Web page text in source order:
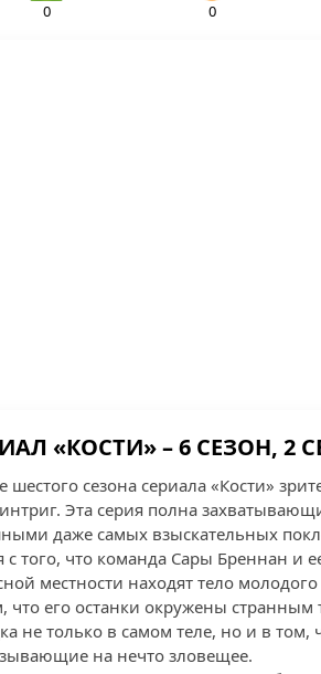
0 0
«КОСТИ» – 6 СЕЗОН,
шестого сезона сериала «Кости»
Эта серия полна
даже самых взыскательных
с того, что команда Сары Бреннан и
местности находят тело
что его останки окружены
не только в самом теле, но и в
на нечто зловещее.